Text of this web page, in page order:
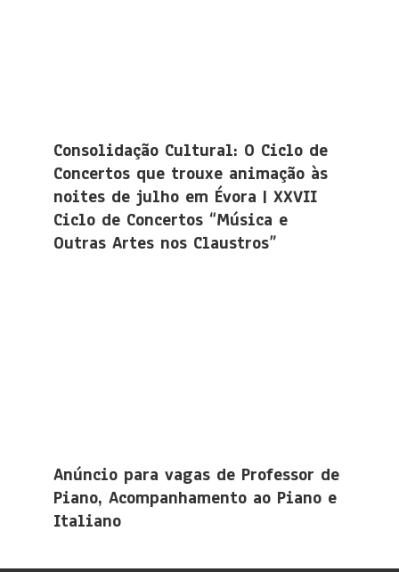
Consolidação Cultural: O Ciclo de
Concertos que trouxe animação às
noites de julho em Évora | XXVII
Ciclo de Concertos “Música e
Outras Artes nos Claustros”
Anúncio para vagas de Professor de
Piano, Acompanhamento ao Piano e
Italiano